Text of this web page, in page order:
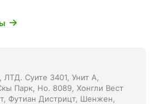
Суите 3401, Унит A,
Парк, Но. 8089, Хонгли Вест
Футиан Дистрицт, Шенжен,